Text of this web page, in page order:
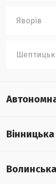
Яворів
Вінницька
Волинська